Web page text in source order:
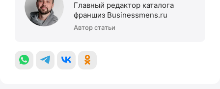
Главный редактор каталога
франшиз Businessmens.ru
Автор статьи